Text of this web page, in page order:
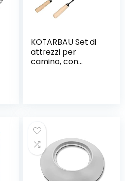
KOTARBAU Set di
attrezzi per
camino, con
colore: nero